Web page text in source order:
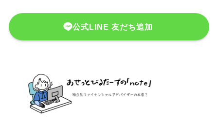
公式LINE 友だち追加